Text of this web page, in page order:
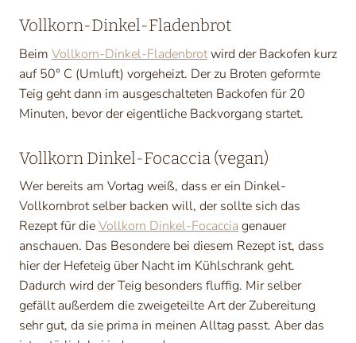
Vollkorn-Dinkel-Fladenbrot
Beim Vollkorn-Dinkel-Fladenbrotwird der Backofen kurz
auf 50° C (Umluft) vorgeheizt. Der zu Broten geformte
Teig geht dann im ausgeschalteten Backofen für 20
Minuten, bevor der eigentliche Backvorgang startet.
Vollkorn Dinkel-Focaccia (vegan)
Wer bereits am Vortag weiß, dass er ein Dinkel-
Vollkornbrot selber backen will, der sollte sich das
Rezept für dieVollkorn Dinkel-Focaccia genauer
anschauen. Das Besondere bei diesem Rezept ist, dass
hier der Hefeteig über Nacht im Kühlschrank geht.
Dadurch wird der Teig besonders fluffig. Mir selber
gefällt außerdem die zweigeteilte Art der Zubereitung
sehr gut, da sie prima in meinen Alltag passt. Aber das